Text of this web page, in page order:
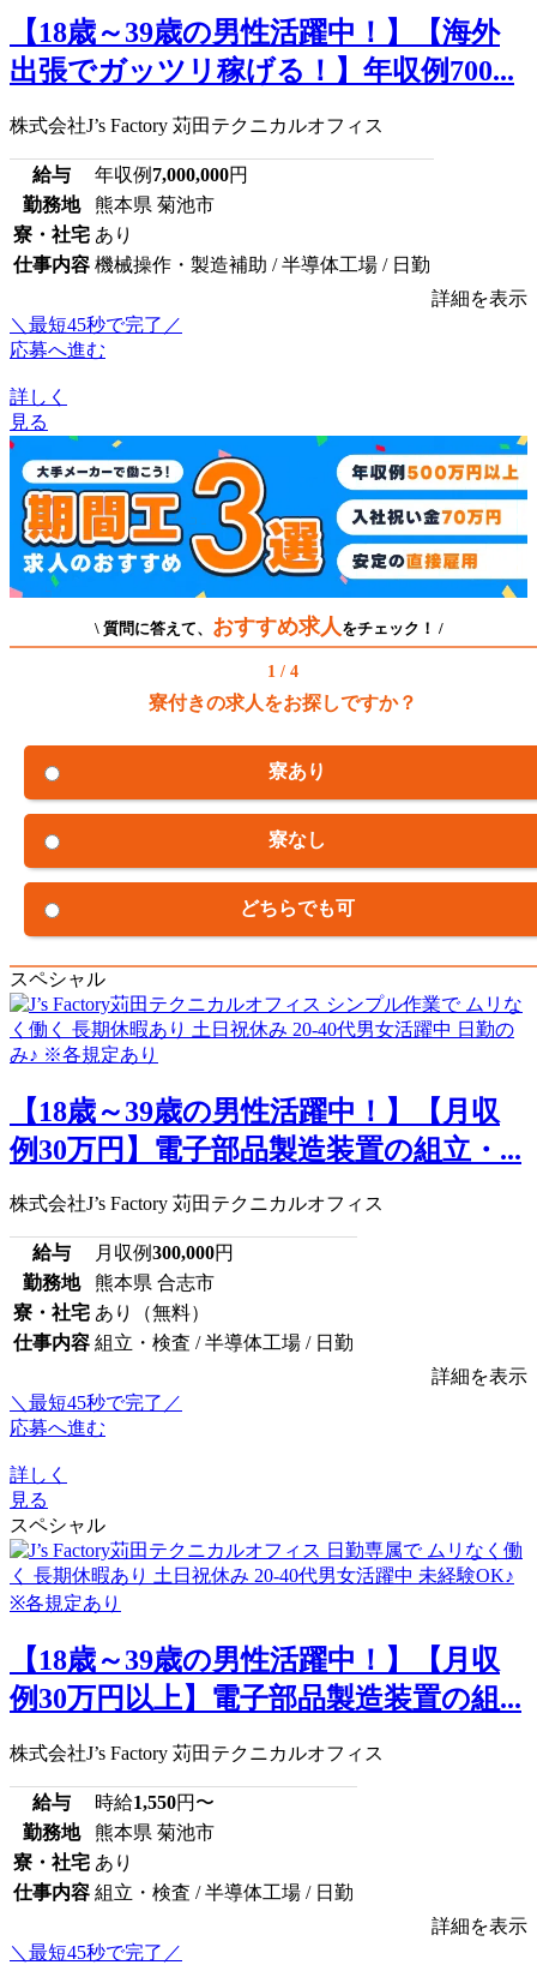
【18歳～39歳の男性活躍中！】【海外
出張でガッツリ稼げる！】年収例700...
株式会社J’s Factory 苅田テクニカルオフィス
給与 年収例 7,000,000円
勤務地
熊本県 菊池市
寮・社宅 あり
仕事内容 機械操作・製造補助 / 半導体工場 / 日勤
詳細を表示
＼最短45秒で完了／
応募へ進む
詳しく
見る
\ 質問に答えて、 おすすめ求人 をチェック！ /
1 / 4
寮付きの求人をお探しですか？
寮あり
寮なし
どちらでも可
スペシャル
【18歳～39歳の男性活躍中！】【月収
例30万円】電子部品製造装置の組立・...
株式会社J’s Factory 苅田テクニカルオフィス
給与 月収例300,000円
勤務地
熊本県 合志市
寮・社宅 あり（無料）
仕事内容 組立・検査 / 半導体工場 / 日勤
詳細を表示
＼最短45秒で完了／
応募へ進む
詳しく
見る
スペシャル
【18歳～39歳の男性活躍中！】【月収
例30万円以上】電子部品製造装置の組...
株式会社J’s Factory 苅田テクニカルオフィス
給与 時給1,550円〜
勤務地
熊本県 菊池市
寮・社宅 あり
仕事内容 組立・検査 / 半導体工場 / 日勤
詳細を表示
＼最短45秒で完了／